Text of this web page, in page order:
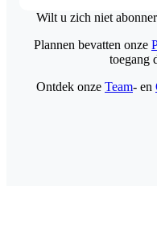
Wilt u zich niet
Plannen bevatten onze
toegang
Ontdek onze Team- en